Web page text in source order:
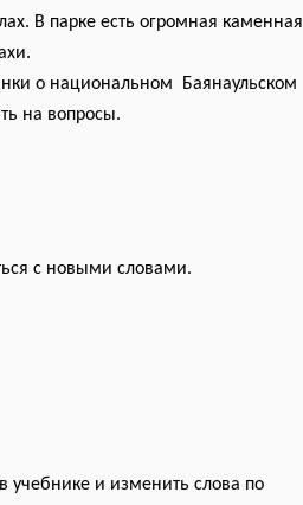
В парке есть огромная каменная
хи.
о национальном Баянаульском
на вопросы.
с новыми словами.
учебнике и изменить слова по